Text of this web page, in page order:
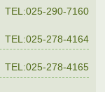
TEL:025-290-7160
TEL:025-278-4164
TEL:025-278-4165